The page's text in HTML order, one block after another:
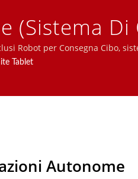
(Sistema
|
Robot per Consegna Cibo,
Mobile, Nastro
Tablet
Autonome